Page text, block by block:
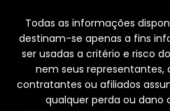
Todas as informações
destinam-se apenas a fins
ser usadas a critério e risco
nem seus representantes,
contratantes ou afiliados
qualquer perda ou dano